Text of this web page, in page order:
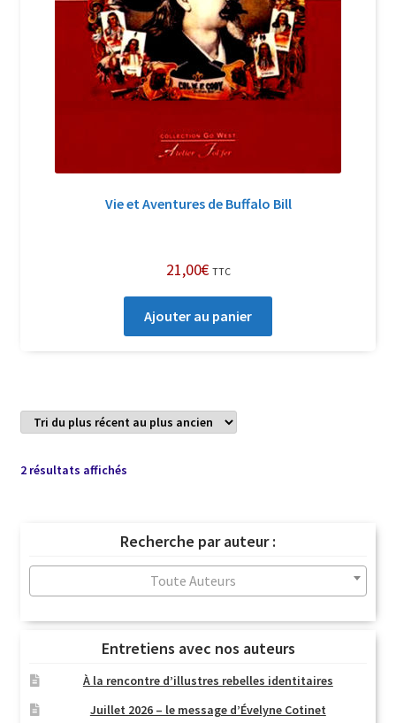
Vie et Aventures de Buffalo Bill
21,00€ TTC
Ajouter au panier
2 résultats affichésTrié
au
plus
ancien
Recherche par auteur :
Toute Auteurs
Entretiens avec nos auteurs
À la rencontre d’illustres rebelles identitaires
Juillet 2026 – le message d’Évelyne Cotinet